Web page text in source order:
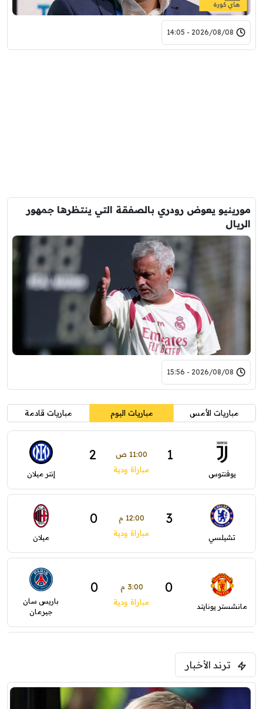
2026/08/08 - 14:05
مورينيو يعوض رودري بالصفقة التي ينتظرها جمهور
الريال
2026/08/08 - 15:56
مباريات الأمس مباريات اليوم مباريات قادمة
يوفنتوس
1 11:00 ص 2
مباراة ودية إنتر ميلان
تشيلسي
3 12:00 م 0
مباراة ودية ميلان
مانشستر يونايتد
0 3:00 م 0
مباراة ودية
باريس سان
جيرمان
فرينتسفاروشي
ترند الأخبار